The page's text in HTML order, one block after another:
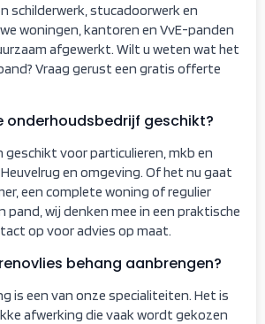
schilderwerk, stucadoorwerk en
woningen, kantoren en VvE-panden
afgewerkt. Wilt u weten wat het
Vraag gerust een gratis offerte
onderhoudsbedrijf geschikt?
voor particulieren, mkb en
en omgeving. Of het nu gaat
een complete woning of regulier
pand, wij denken mee in een praktische
op voor advies op maat.
behang aanbrengen?
is een van onze specialiteiten. Het is
afwerking die vaak wordt gekozen